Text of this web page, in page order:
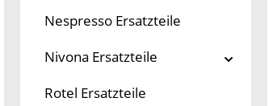
Nespresso Ersatzteile
Nivona Ersatzteile
Rotel Ersatzteile